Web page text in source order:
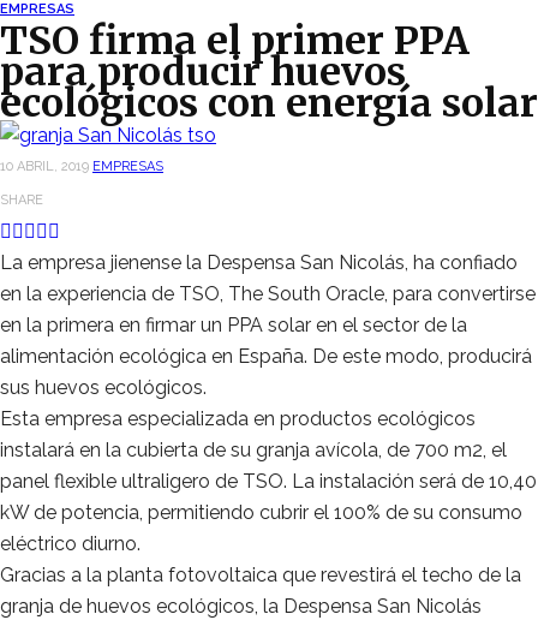
EMPRESAS
TSO firma el primer PPA
para producir huevos
ecológicos con energía solar
10 ABRIL, 2019 EMPRESAS
SHARE
La empresa jienense la Despensa San Nicolás, ha confiado
en la experiencia de TSO, The South Oracle, para convertirse
en la primera en firmar un PPA solar en el sector de la
alimentación ecológica en España. De este modo, producirá
sus huevos ecológicos.
Esta empresa especializada en productos ecológicos
instalará en la cubierta de su granja avícola, de 700 m2, el
panel flexible ultraligero de TSO. La instalación será de 10,40
kW de potencia, permitiendo cubrir el 100% de su consumo
eléctrico diurno.
Gracias a la planta fotovoltaica que revestirá el techo de la
granja de huevos ecológicos, la Despensa San Nicolás